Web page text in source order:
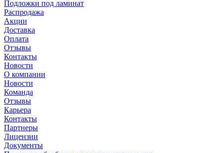
Подложки под ламинат
Распродажа
Акции
Доставка
Оплата
Отзывы
Контакты
Новости
О компании
Новости
Команда
Отзывы
Карьера
Контакты
Партнеры
Лицензии
Документы